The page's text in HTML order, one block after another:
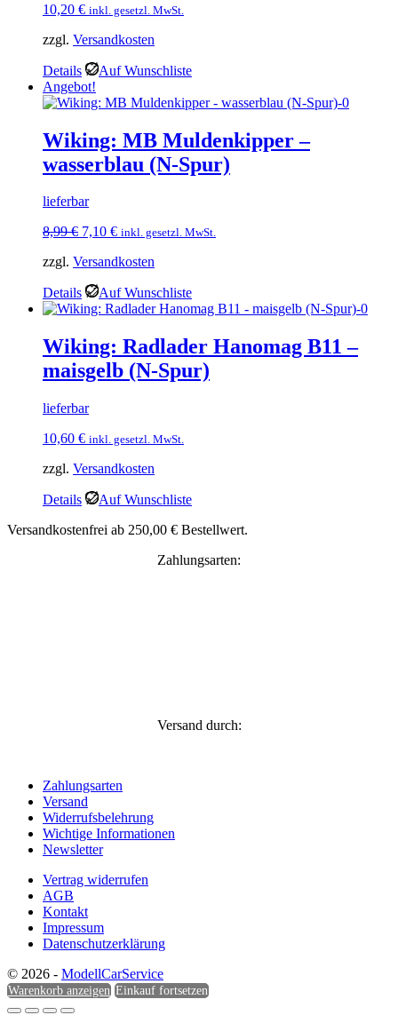
10,20 € inkl. gesetzl. MwSt.
zzgl. Versandkosten
Details
Auf Wunschliste
Angebot!
Wiking: MB Muldenkipper –
wasserblau (N-Spur)
lieferbar
8,99€ Ursprünglicher
war:
7,10 €Aktueller
ist:
inkl. gesetzl. MwSt.
zzgl. Versandkosten
Details Auf Wunschliste
Wiking: Radlader Hanomag B11 –
maisgelb (N-Spur)
lieferbar
10,60 € inkl. gesetzl. MwSt.
zzgl. Versandkosten
Details
Auf Wunschliste
Versandkostenfrei ab 250,00 € Bestellwert.
Zahlungsarten:
Versand durch:
Zahlungsarten
Versand
Widerrufsbelehrung
Wichtige Informationen
Newsletter
Vertrag widerrufen
AGB
Kontakt
Impressum
Datenschutzerklärung
© 2026 - ModellCarService
Warenkorb anzeigen Einkauf fortsetzen